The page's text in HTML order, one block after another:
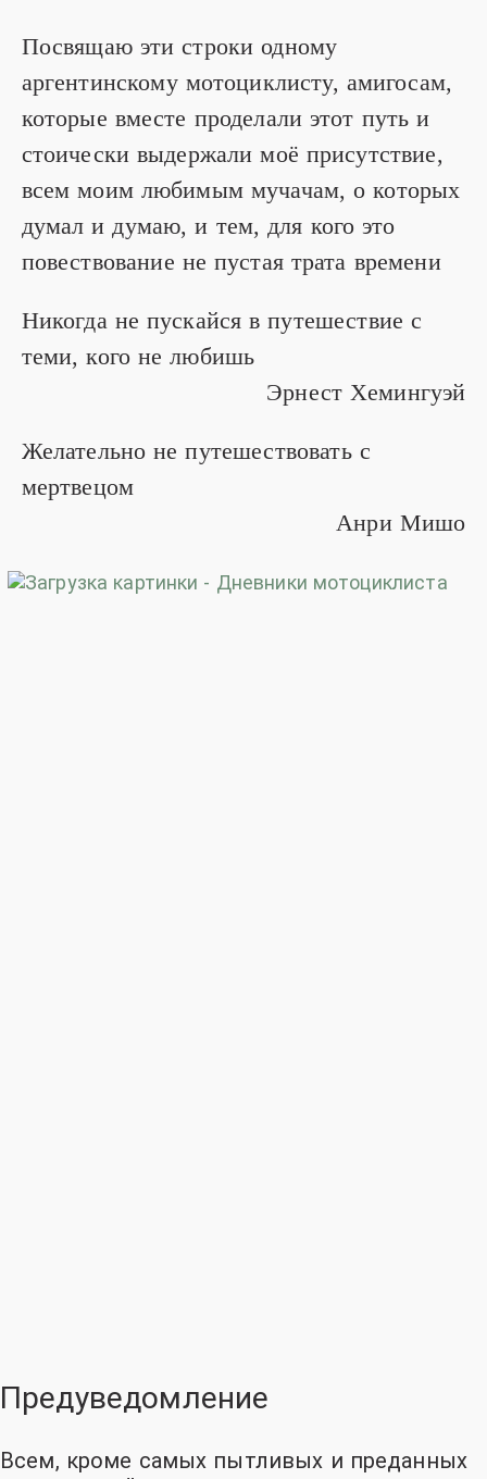
Посвящаю эти строки одному
аргентинскому мотоциклисту, амигосам,
которые вместе проделали этот путь и
стоически выдержали моё присутствие,
всем моим любимым мучачам, о которых
думал и думаю, и тем, для кого это
повествование не пустая трата времени
Никогда не пускайся в путешествие с
теми,­ кого не любишь
Эрнест Хемингуэй
Желательно не путешествовать с
мертвецом
Анри Мишо
Предуведомление
Всем, кроме самых пытливых и преданных